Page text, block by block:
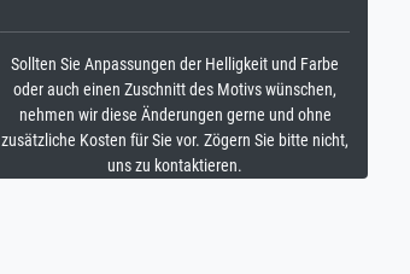
Sollten Sie Anpassungen der Helligkeit und Farbe
oder auch einen Zuschnitt des Motivs wünschen,
nehmen wir diese Änderungen gerne und ohne
zusätzliche Kosten für Sie vor. Zögern Sie bitte nicht,
uns zu kontaktieren.